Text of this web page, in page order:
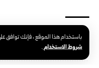
باستخدام هذا الموقع ، فإنك توافق
شروط الاستخدام.
الوسوم:اللاذقيةذكرى النصر